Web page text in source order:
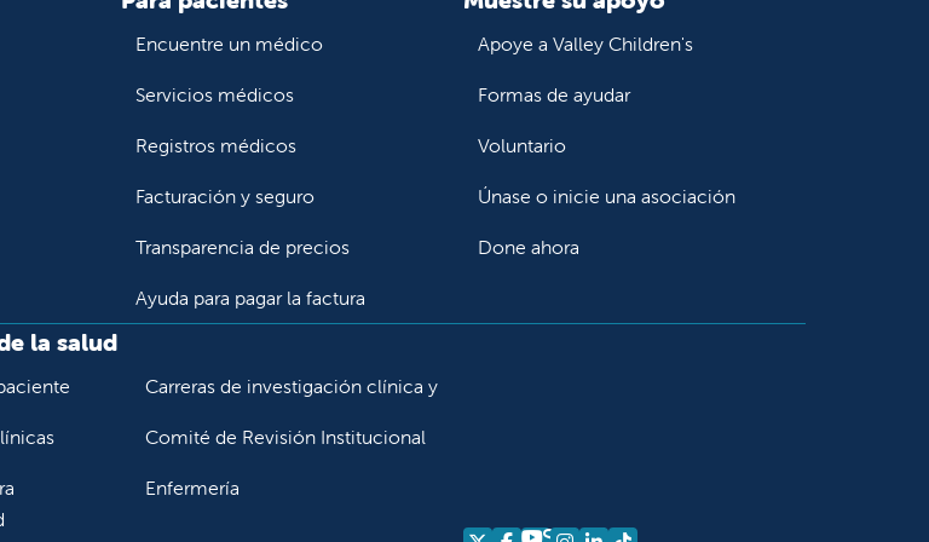
Encuentre un médico
Servicios médicos
Registros médicos
Facturación y seguro
Transparencia de precios
Ayuda para pagar la factura
Apoye a Valley Children's
Formas de ayudar
Voluntario
Únase o inicie una asociación
Done ahora
la salud
Carreras de investigación clínica y
Comité de Revisión Institucional
Enfermería
Síganos